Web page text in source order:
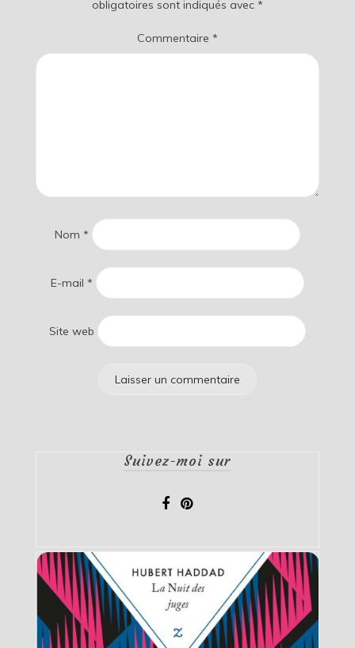
obligatoires sont indiqués avec *
Commentaire *
Nom *
E-mail *
Site web
Suivez-moi sur